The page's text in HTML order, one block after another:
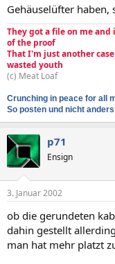
Gehäuselüfter
They got a file on me
of the proof
That I'm just another
wasted youth
(c) Meat Loaf
Crunching in peace for all
So posten und nicht anders
p71
Ensign
3. Januar 2002
ob die gerundeten
dahin gestellt
man hat mehr platzt